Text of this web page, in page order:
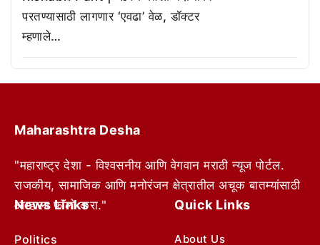
परतण्यासाठी लागणार ‘एवढा’ वेळ, डॉक्टर
म्हणाले…
Maharashtra Desha
"महाराष्ट्र देशा - विश्वसनीय आणि वेगवान मराठी न्यूज पोर्टल.
राजकीय, सामाजिक आणि मनोरंजन क्षेत्रातील अचूक बातम्यांसाठी
आम्हाला फॉलो करा."
News Links
Politics
Quick Links
About Us